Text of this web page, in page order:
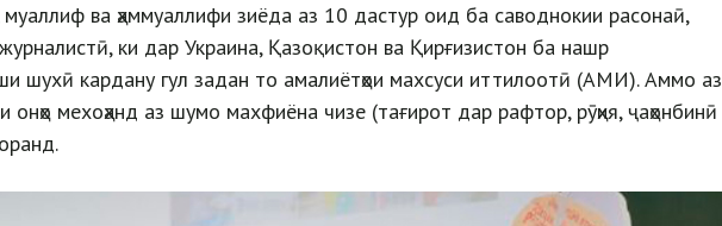
муаллиф ва ҳаммуаллифи зиёда аз 10 дастур оид ба саводнокии расонаӣ,
ки дар Украина, Қазоқистон ва Қирғизистон ба нашр
шухӣ кардану гул задан то амалиётҳои махсуси иттилоотӣ (АМИ). Аммо аз
онҳо мехоҳанд аз шумо махфиёна чизе (тағирот дар рафтор, рӯҳия, ҷаҳонбинӣ